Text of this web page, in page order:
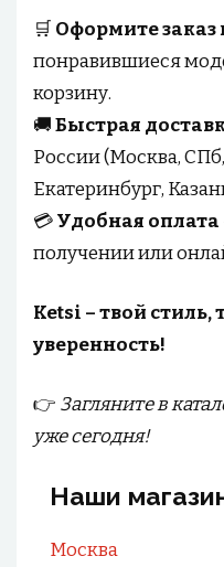
🛒 Оформите заказ
понравившиеся
корзину.
🚚Быстрая
России (Москва,
Екатеринбург,
💳Удобная оплата
получении или
Ketsi – твой стиль,
уверенность!
👉 Загляните в
уже сегодня!
Наши
Москва